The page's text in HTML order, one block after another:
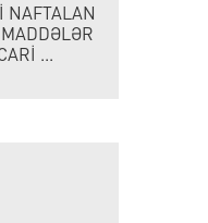
NAFTALAN
...